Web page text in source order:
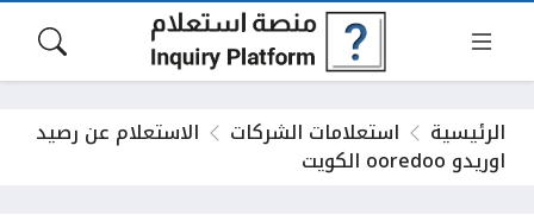
الرئيسية استعلامات الشركات الاستعلام عن رصيد
اوريدو ooredoo الكويت